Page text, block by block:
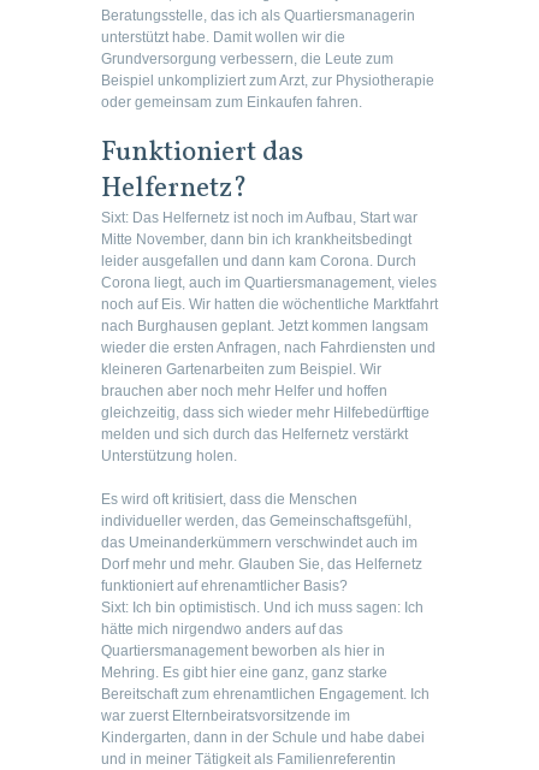
Beratungsstelle, das ich als Quartiersmanagerin
unterstützt habe. Damit wollen wir die
Grundversorgung verbessern, die Leute zum
Beispiel unkompliziert zum Arzt, zur Physiotherapie
oder gemeinsam zum Einkaufen fahren.
Funktioniert das
Helfernetz?
Sixt: Das Helfernetz ist noch im Aufbau, Start war
Mitte November, dann bin ich krankheitsbedingt
leider ausgefallen und dann kam Corona. Durch
Corona liegt, auch im Quartiersmanagement, vieles
noch auf Eis. Wir hatten die wöchentliche Marktfahrt
nach Burghausen geplant. Jetzt kommen langsam
wieder die ersten Anfragen, nach Fahrdiensten und
kleineren Gartenarbeiten zum Beispiel. Wir
brauchen aber noch mehr Helfer und hoffen
gleichzeitig, dass sich wieder mehr Hilfebedürftige
melden und sich durch das Helfernetz verstärkt
Unterstützung holen.
Es wird oft kritisiert, dass die Menschen
individueller werden, das Gemeinschaftsgefühl,
das Umeinanderkümmern verschwindet auch im
Dorf mehr und mehr. Glauben Sie, das Helfernetz
funktioniert auf ehrenamtlicher Basis?
Sixt: Ich bin optimistisch. Und ich muss sagen: Ich
hätte mich nirgendwo anders auf das
Quartiersmanagement beworben als hier in
Mehring. Es gibt hier eine ganz, ganz starke
Bereitschaft zum ehrenamtlichen Engagement. Ich
war zuerst Elternbeiratsvorsitzende im
Kindergarten, dann in der Schule und habe dabei
und in meiner Tätigkeit als Familienreferentin